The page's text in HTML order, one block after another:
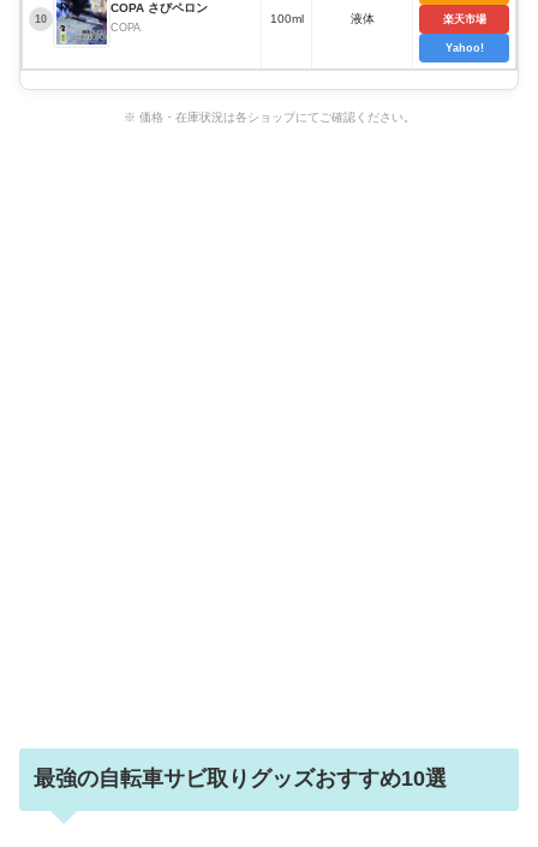
10
COPA さびペロン
COPA
100ml 液体 楽天市場
Yahoo!
※ 価格・在庫状況は各ショップにてご確認ください。
最強の自転車サビ取りグッズおすすめ10選